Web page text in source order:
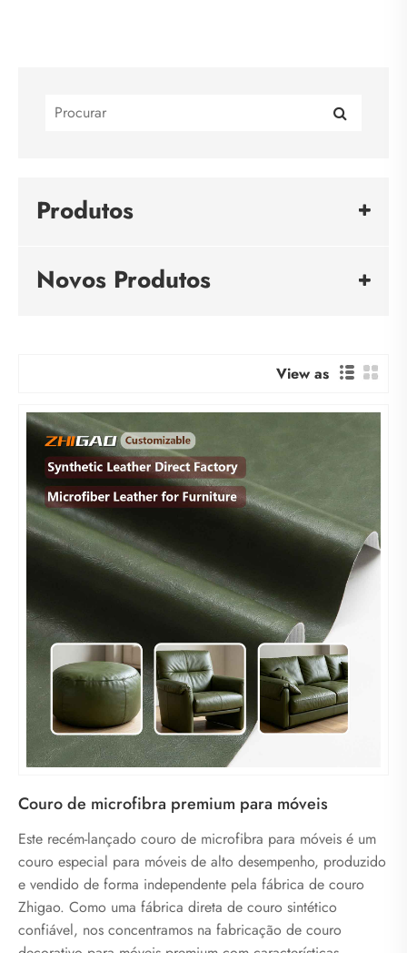
Produtos
Novos Produtos
View as
Couro de microfibra premium para móveis
Este recém-lançado couro de microfibra para móveis é um
couro especial para móveis de alto desempenho, produzido
e vendido de forma independente pela fábrica de couro
Zhigao. Como uma fábrica direta de couro sintético
confiável, nos concentramos na fabricação de couro